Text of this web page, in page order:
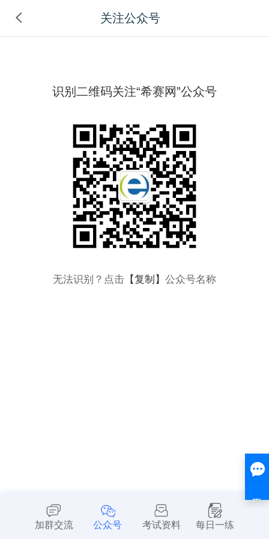
关注公众号
识别二维码关注“希赛网”公众号
无法识别？点击 【复制】 公众号名称
加群交流 公众号 考试资料 每日一练